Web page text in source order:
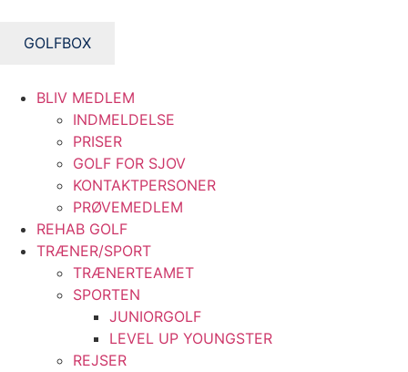
indhold
GOLFBOX
BLIV MEDLEM
INDMELDELSE
PRISER
GOLF FOR SJOV
KONTAKTPERSONER
PRØVEMEDLEM
REHAB GOLF
TRÆNER/SPORT
TRÆNERTEAMET
SPORTEN
JUNIORGOLF
LEVEL UP YOUNGSTER
REJSER